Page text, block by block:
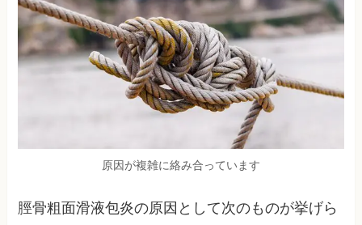
原因が複雑に絡み合っています
脛骨粗面滑液包炎の原因として次のものが挙げら